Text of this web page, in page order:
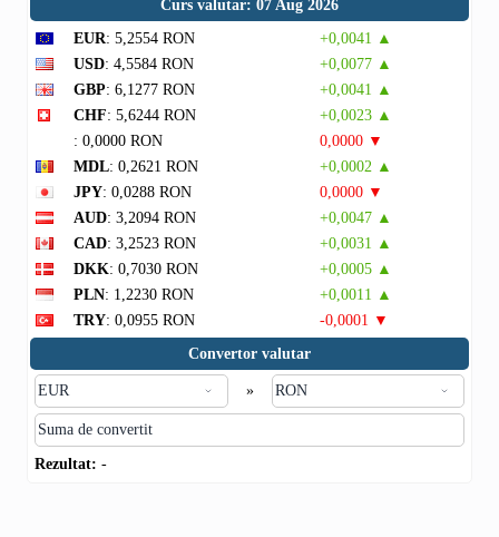
Curs valutar: 07 Aug 2026
EUR: 5,2554 RON
+0,0041 ▲
USD: 4,5584 RON
+0,0077 ▲
GBP: 6,1277 RON
+0,0041 ▲
CHF: 5,6244 RON
+0,0023 ▲
: 0,0000 RON
0,0000 ▼
MDL: 0,2621 RON
+0,0002 ▲
JPY: 0,0288 RON
0,0000 ▼
AUD: 3,2094 RON
+0,0047 ▲
CAD: 3,2523 RON
+0,0031 ▲
DKK: 0,7030 RON
+0,0005 ▲
PLN: 1,2230 RON
+0,0011 ▲
TRY: 0,0955 RON
-0,0001 ▼
Convertor valutar
»
Rezultat: -